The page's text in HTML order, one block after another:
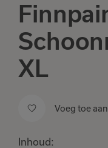
XL
Voeg toe
Inhoud: